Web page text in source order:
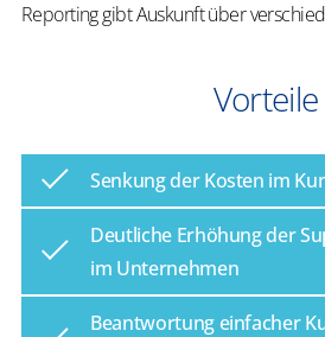
Reporting gibt Auskunft über
Vorteile
Senkung der Kosten im
Deutliche Erhöhung der
im Unternehmen
Beantwortung einfacher